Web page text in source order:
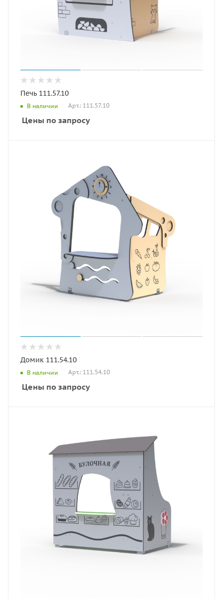
Печь 111.57.10
В наличии Арт.: 111.57.10
Цены по запросу
Домик 111.54.10
В наличии Арт.: 111.54.10
Цены по запросу